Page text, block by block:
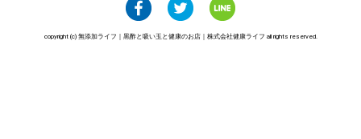
copyright (c) 無添加ライフ｜黒酢と吸い玉と健康のお店｜株式会社健康ライフ all rights reserved.